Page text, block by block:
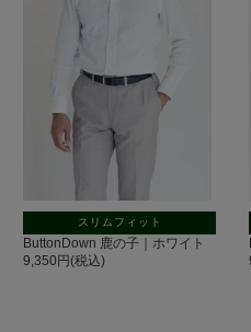
スリムフィット
ButtonDown 鹿の子｜ホワイト
9,350円(税込)